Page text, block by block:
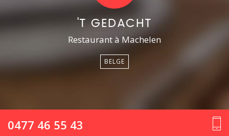
'T GEDACHT
Restaurant à Machelen
BELGE
0477 46 55 43